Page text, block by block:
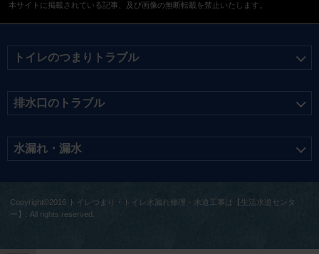
本サイトに掲載されている記事、及び画像の無断転載を禁止いたします。
トイレのつまりトラブル
排水口のトラブル
水漏れ・漏水
Copyright©2016 トイレつまり・トイレ水漏れ修理・水道工事は【生活水道センタ
ー】. All rights reserved.